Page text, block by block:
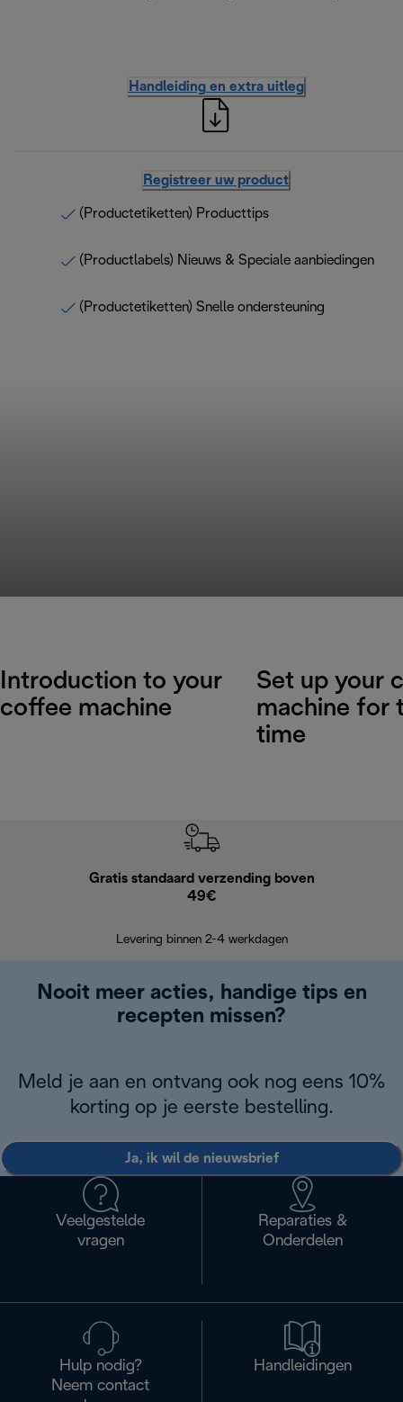
Handleiding en extra uitleg
Registreer uw product
(Productetiketten) Producttips
(Productlabels) Nieuws & Speciale aanbiedingen
(Productetiketten) Snelle ondersteuning
Introduction to your
coffee machine
Set up your
machine for
time
Gratis standaard verzending boven
49€
Levering binnen 2-4 werkdagen
Nooit meer acties, handige tips en
recepten missen?
Meld je aan en ontvang ook nog eens 10%
korting op je eerste bestelling.
Ja, ik wil de nieuwsbrief
Veelgestelde
vragen
Reparaties &
Onderdelen
Hulp nodig?
Neem contact
Handleidingen